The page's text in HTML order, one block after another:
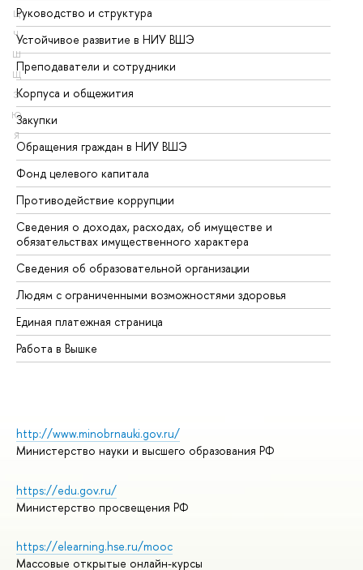
Ц
Ч
Ш
Щ
Э
Ю
Я
Руководство и структура
Устойчивое развитие в НИУ ВШЭ
Преподаватели и сотрудники
Корпуса и общежития
Закупки
Обращения граждан в НИУ ВШЭ
Фонд целевого капитала
Противодействие коррупции
Сведения о доходах, расходах, об имуществе и
обязательствах имущественного характера
Сведения об образовательной организации
Людям с ограниченными возможностями здоровья
Единая платежная страница
Работа в Вышке
http://www.minobrnauki.gov.ru/
Министерство науки и высшего образования РФ
https://edu.gov.ru/
Министерство просвещения РФ
https://elearning.hse.ru/mooc
Массовые открытые онлайн-курсы